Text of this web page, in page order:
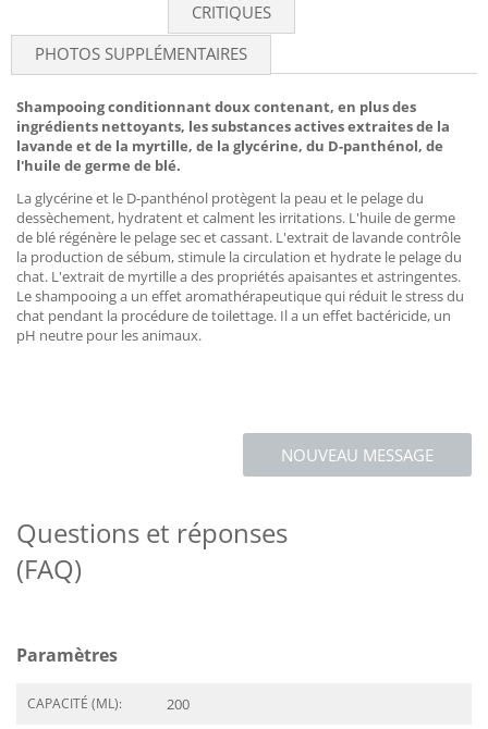
CRITIQUES
PHOTOS SUPPLÉMENTAIRES
Shampooing conditionnant doux contenant, en plus des
ingrédients nettoyants, les substances actives extraites de la
lavande et de la myrtille, de la glycérine, du D-panthénol, de
l'huile de germe de blé.
La glycérine et le D-panthénol protègent la peau et le pelage du
dessèchement, hydratent et calment les irritations. L'huile de germe
de blé régénère le pelage sec et cassant. L'extrait de lavande contrôle
la production de sébum, stimule la circulation et hydrate le pelage du
chat. L'extrait de myrtille a des propriétés apaisantes et astringentes.
Le shampooing a un effet aromathérapeutique qui réduit le stress du
chat pendant la procédure de toilettage. Il a un effet bactéricide, un
pH neutre pour les animaux.
NOUVEAU MESSAGE
Questions et réponses
(FAQ)
Paramètres
CAPACITÉ (ML): 200